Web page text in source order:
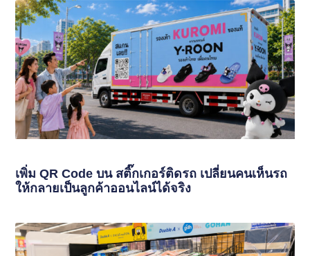
เพิ่ม QR Code บน สติ๊กเกอร์ติดรถ เปลี่ยนคนเห็นรถ
ให้กลายเป็นลูกค้าออนไลน์ได้จริง